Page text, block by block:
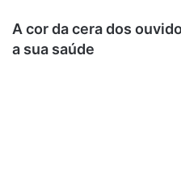
A cor da cera dos
a sua saúde